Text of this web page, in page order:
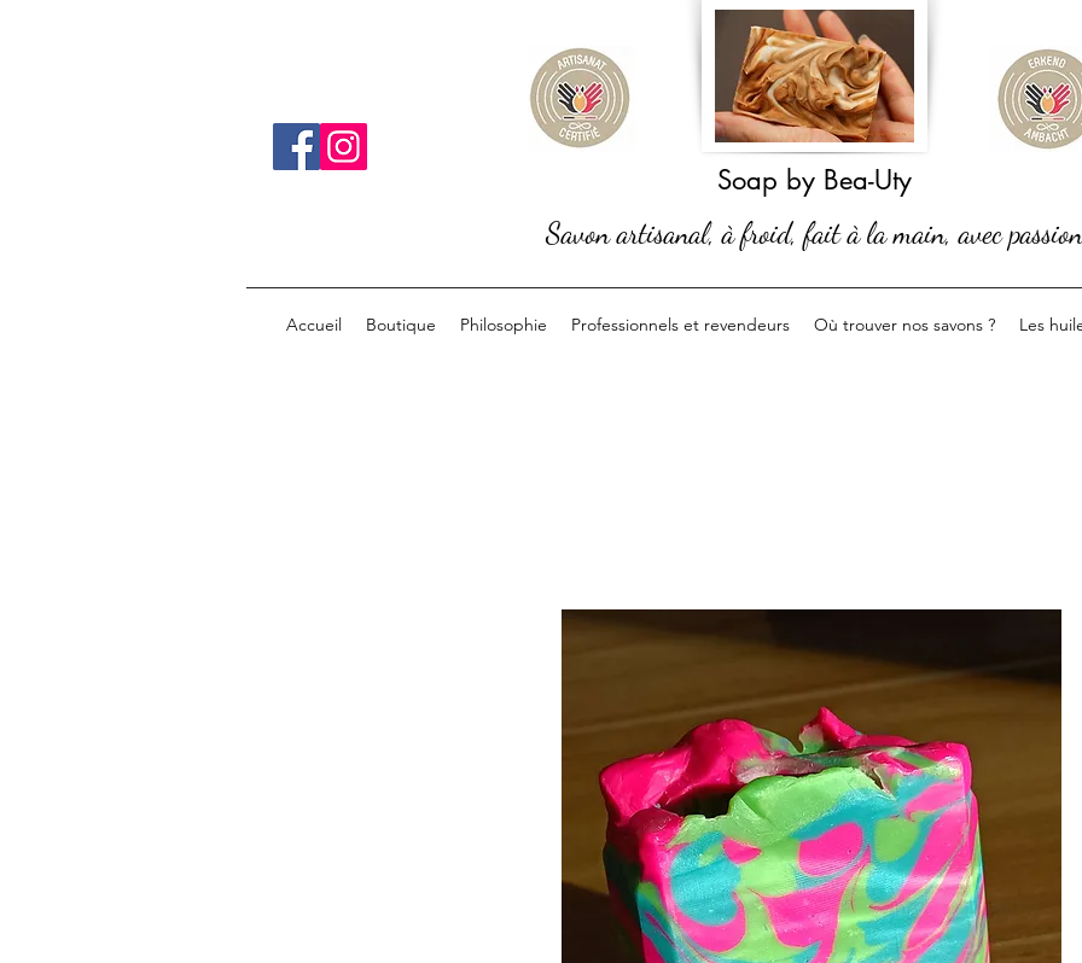
Soap by Bea-Uty
Savon artisanal, à froid, fait à la main, avec passion
Accueil Boutique Philosophie Professionnels et revendeurs Où trouver nos savons ? Les